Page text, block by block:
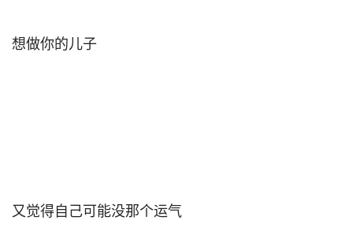
想做你的儿子
又觉得自己可能没那个运气